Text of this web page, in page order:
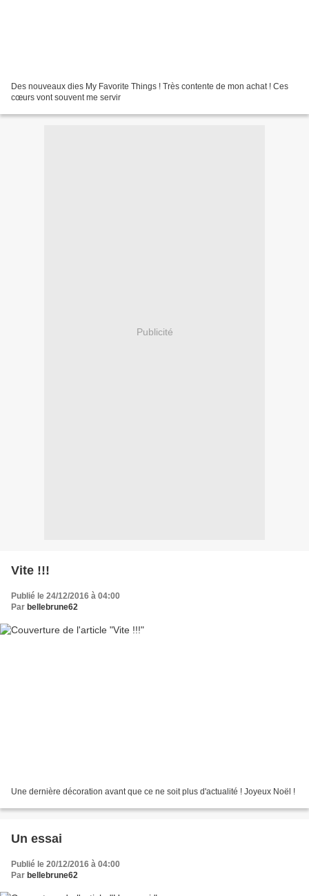
Des nouveaux dies My Favorite Things ! Très contente de mon achat ! Ces
cœurs vont souvent me servir
Publicité
Vite !!!
Publié le 24/12/2016 à 04:00
Par bellebrune62
Une dernière décoration avant que ce ne soit plus d'actualité ! Joyeux Noël !
Un essai
Publié le 20/12/2016 à 04:00
Par bellebrune62